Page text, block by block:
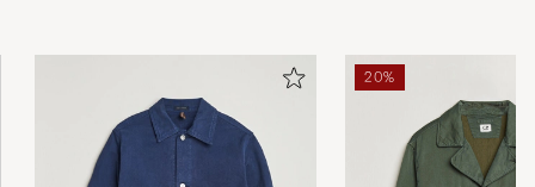
20%